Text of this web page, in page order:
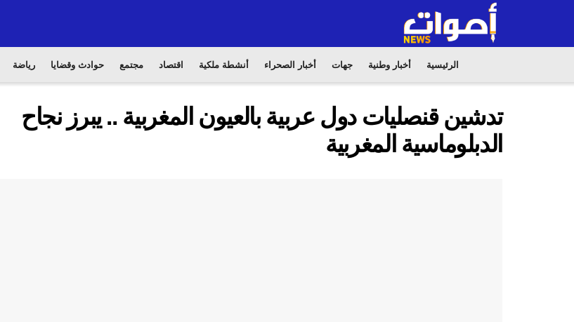
الرئيسية أخبار وطنية جهات أخبار الصحراء أنشطة ملكية اقتصاد مجتمع حوادث وقضايا رياضة
تدشين قنصليات دول عربية بالعيون المغربية .. يبرز نجاح
الدبلوماسية المغربية